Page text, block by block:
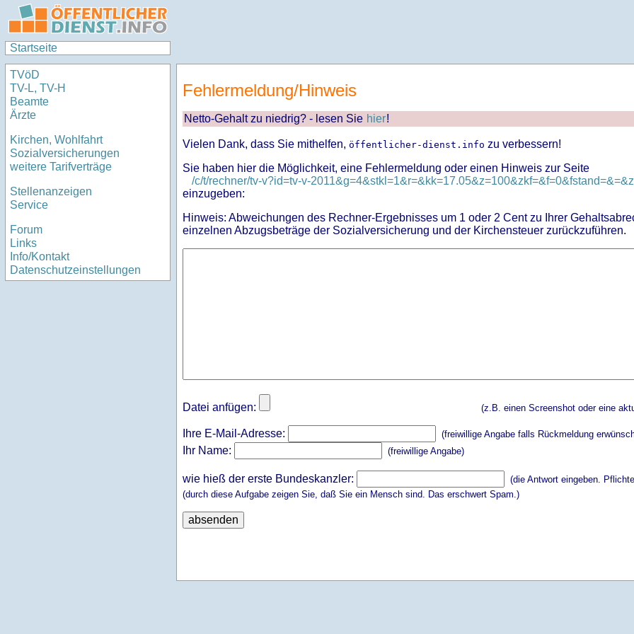
Startseite
TVöD
TV-L, TV-H
Beamte
Ärzte
Kirchen, Wohlfahrt
Sozialversicherungen
weitere Tarifverträge
Stellenanzeigen
Service
Forum
Links
Info/Kontakt
Datenschutzeinstellungen
Fehlermeldung/Hinweis
Netto-Gehalt zu niedrig? - lesen Sie hier!
Vielen Dank, dass Sie mithelfen, öffentlicher-dienst.info zu verbessern!
Sie haben hier die Möglichkeit, eine Fehlermeldung oder einen Hinweis zur Seite
/c/t/rechner/tv-v?id=tv-v-
einzugeben:
Hinweis: Abweichungen des Rechner-Ergebnisses um 1 oder 2 Cent zu Ihrer
einzelnen Abzugsbeträge der Sozialversicherung und der Kirchensteuer zurückzuführen.
Datei anfügen: (z.B. einen Screenshot oder eine
Ihre E-Mail-Adresse: (freiwillige Angabe falls Rückmeldung
Ihr Name: (freiwillige Angabe)
wie hieß der erste Bundeskanzler:
(die Antwort eingeben.
(durch diese Aufgabe zeigen Sie, daß Sie ein Mensch sind. Das erschwert Spam.)